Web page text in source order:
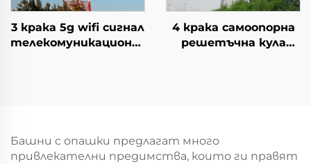
3 крака 5g wifi сигнал
телекомуникационна
4 крака самоопорна
решетъчна кула
Башни с опашки предлагат много
привлекателни предимства, които ги правят